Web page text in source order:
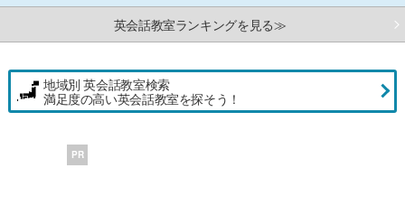
英会話教室ランキングを見る≫
地域別 英会話教室検索
満足度の高い英会話教室を探そう！
PR